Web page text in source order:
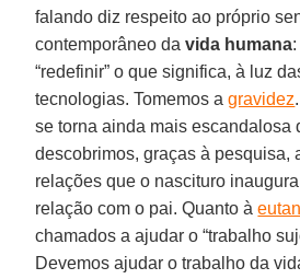
falando diz respeito ao próprio
contemporâneo davida humana
“redefinir” o que significa, à luz
tecnologias. Tomemos agravidez
se torna ainda mais escandalosa
descobrimos, graças à pesquisa,
relações que o nascituro
relação com o pai. Quanto à
chamados a ajudar o “trabalho
Devemos ajudar o trabalho da